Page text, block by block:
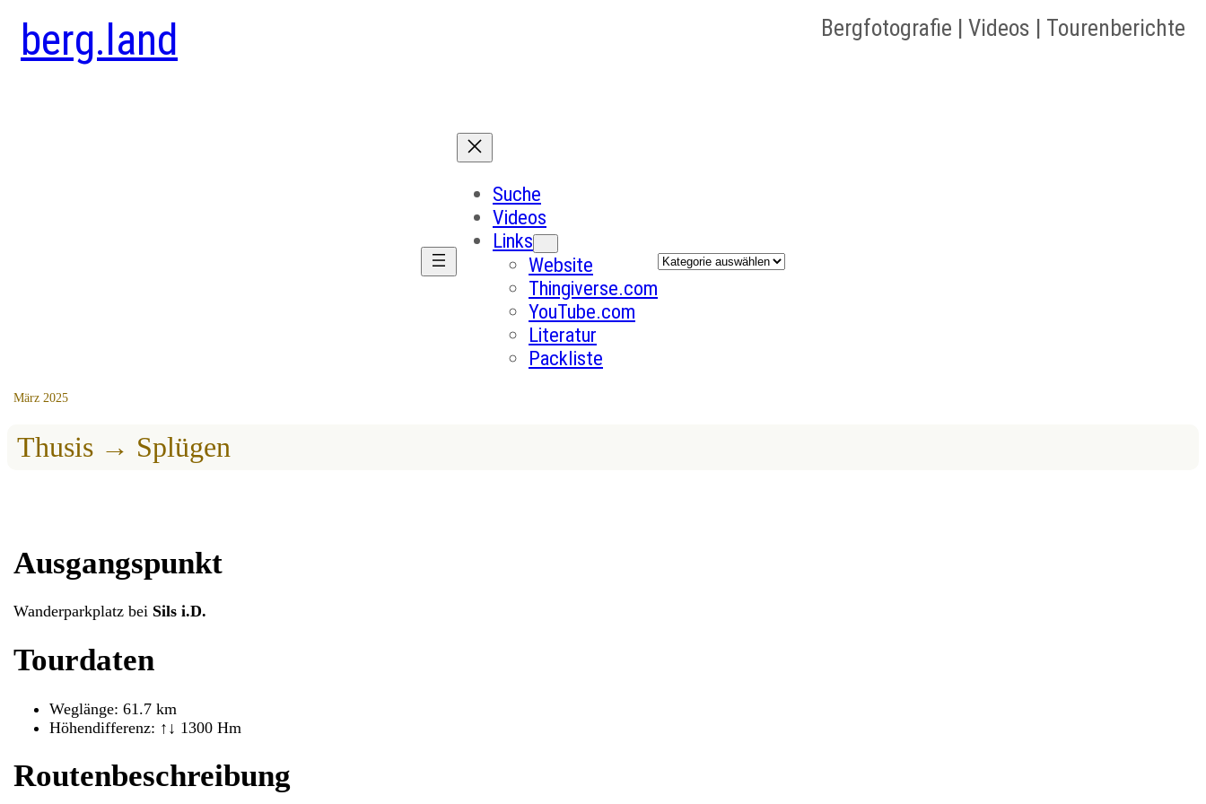
berg.land Bergfotografie | Videos | Tourenberichte
Suche
Videos
Links
Website
Thingiverse.com
YouTube.com
Literatur
Packliste
Kategorien
März 2025
Thusis → Splügen
Ausgangspunkt
Wanderparkplatz bei Sils i.D.
Tourdaten
Weglänge: 61.7 km
Höhendifferenz: ↑↓ 1300 Hm
Routenbeschreibung